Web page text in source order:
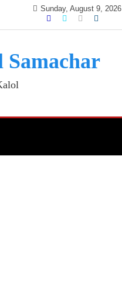
Sunday, August 9, 2026
Samachar